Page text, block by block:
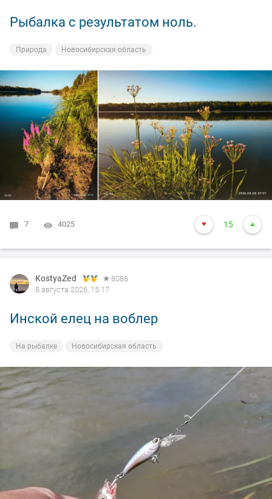
Рыбалка с результатом ноль.
Природа Новосибирская область
7 4025 15
KostyaZed
8086
8 августа 2026, 15:17
Инской елец на воблер
На рыбалке Новосибирская область